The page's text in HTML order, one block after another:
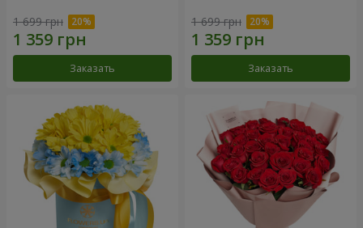
1 699 грн
Заказать
1 699 грн
Заказать